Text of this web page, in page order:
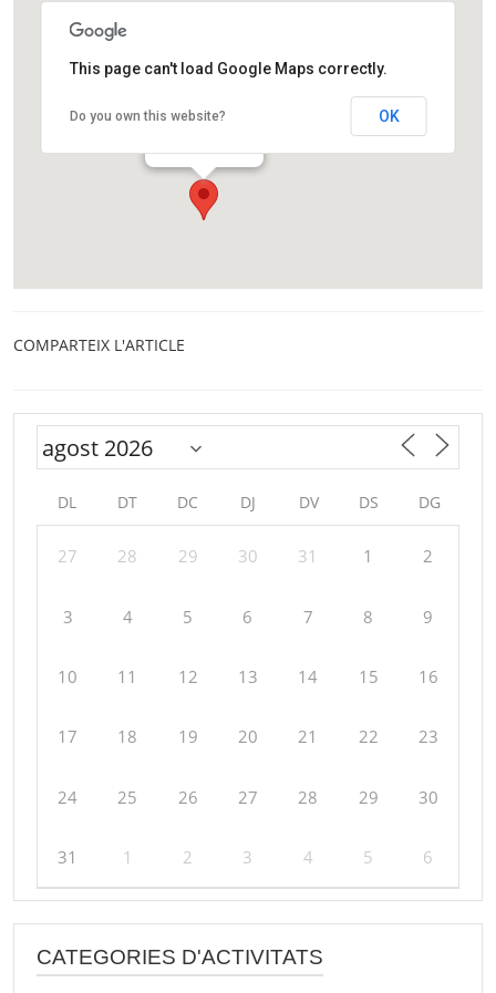
Hotel Rívoli
Les Rambles, 128
This page can't load Google Maps correctly.
Do you own this website? OK
COMPARTEIX L'ARTICLE
DL DT DC DJ DV DS DG
27 28 29 30 31 1 2
3 4 5 6 7 8 9
10 11 12 13 14 15 16
17 18 19 20 21 22 23
24 25 26 27 28 29 30
31 1 2 3 4 5 6
CATEGORIES D'ACTIVITATS